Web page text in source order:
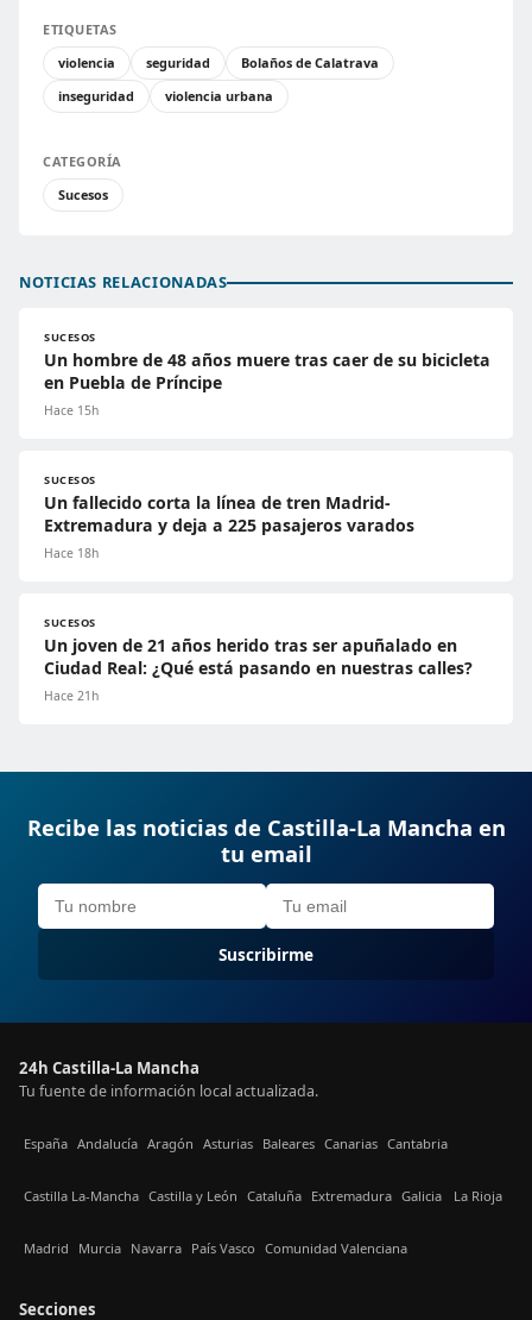
ETIQUETAS
violencia
seguridad
Bolaños de Calatrava
inseguridad
violencia urbana
CATEGORÍA
Sucesos
NOTICIAS RELACIONADAS
SUCESOS
Un hombre de 48 años muere tras caer de su bicicleta
en Puebla de Príncipe
Hace 15h
SUCESOS
Un fallecido corta la línea de tren Madrid-
Extremadura y deja a 225 pasajeros varados
Hace 18h
SUCESOS
Un joven de 21 años herido tras ser apuñalado en
Ciudad Real: ¿Qué está pasando en nuestras calles?
Hace 21h
Recibe las noticias de Castilla-La Mancha en
tu email
Suscribirme
24h Castilla-La Mancha
Tu fuente de información local actualizada.
España Andalucía Aragón Asturias Baleares Canarias Cantabria
Castilla La-Mancha Castilla y León Cataluña Extremadura Galicia La Rioja
Madrid Murcia Navarra País Vasco Comunidad Valenciana
Secciones